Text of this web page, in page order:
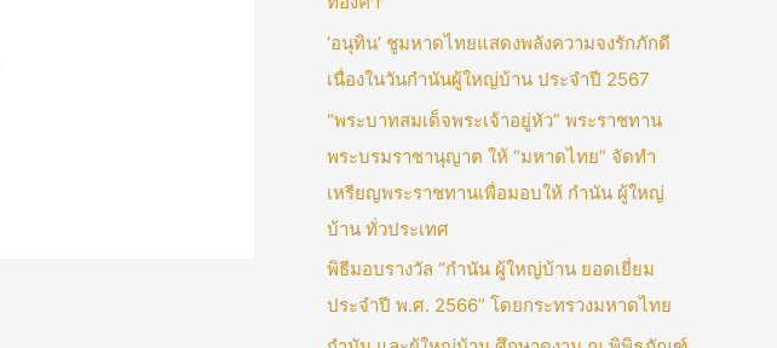
‘อนุทิน’ ชูมหาดไทยแสดงพลังความจงรักภักดี
เนื่องในวันกำนันผู้ใหญ่บ้าน ประจำปี 2567
“พระบาทสมเด็จพระเจ้าอยู่หัว” พระราชทาน
พระบรมราชานุญาต ให้ “มหาดไทย” จัดทำ
เหรียญพระราชทานเพื่อมอบให้ กำนัน ผู้ใหญ่
บ้าน ทั่วประเทศ
พิธีมอบรางวัล “กำนัน ผู้ใหญ่บ้าน ยอดเยี่ยม
ประจำปี พ.ศ. 2566” โดยกระทรวงมหาดไทย